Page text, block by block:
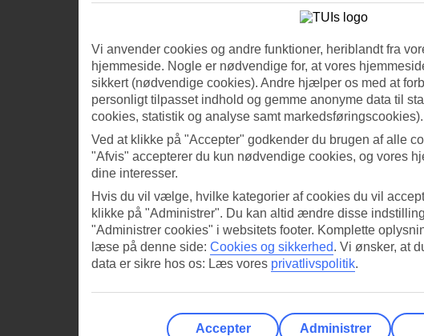
Vi anvender cookies og andre funktioner, heriblandt fra
hjemmeside. Nogle er nødvendige for, at vores
sikkert (nødvendige cookies). Andre hjælper os med at
personligt tilpasset indhold og gemme anonyme data til
cookies, statistik og analyse samt markedsføringscookies).
Ved at klikke på "Accepter" godkender du brugen af alle
"Afvis" accepterer du kun nødvendige cookies, og vores
dine interesser.
Hvis du vil vælge, hvilke kategorier af cookies du vil
klikke på "Administrer". Du kan altid ændre disse
"Administrer cookies" i websitets footer. Komplette
læse på denne side: Cookies og sikkerhed. Vi ønsker, at
data er sikre hos os: Læs vores privatlivspolitik.
Accepter Administrer